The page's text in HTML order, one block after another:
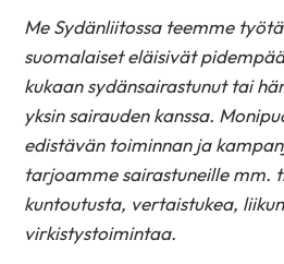
Me Sydänliitossa teemme
suomalaiset eläisivät
kukaan sydänsairastunut tai
yksin sairauden kanssa.
edistävän toiminnan ja
tarjoamme sairastuneille mm.
kuntoutusta, vertaistukea,
virkistystoimintaa.